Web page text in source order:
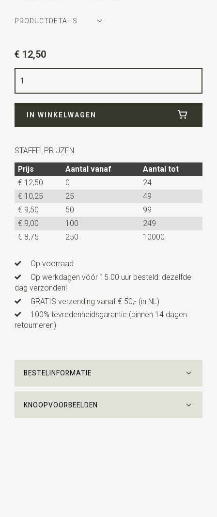
PRODUCTDETAILS
grijs
Kwaliteit
Lengte25 cm
€ 12,50
IN WINKELWAGEN
STAFFELPRIJZEN
Prijs
Aantal vanaf
Aantal tot
€ 12,50
0
24
€ 10,25
25
49
€ 9,50
50
99
€ 9,00
100
249
€ 8,75
250 10000
Op voorraad
Op werkdagen vóór 15.00 uur besteld: dezelfde
dag verzonden!
GRATIS verzending vanaf € 50,- (in NL)
100% tevredenheidsgarantie (binnen 14 dagen
retourneren)
BESTELINFORMATIE
KNOOPVOORBEELDEN